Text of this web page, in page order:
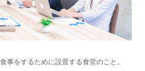
事をするために設置する食堂のこと。